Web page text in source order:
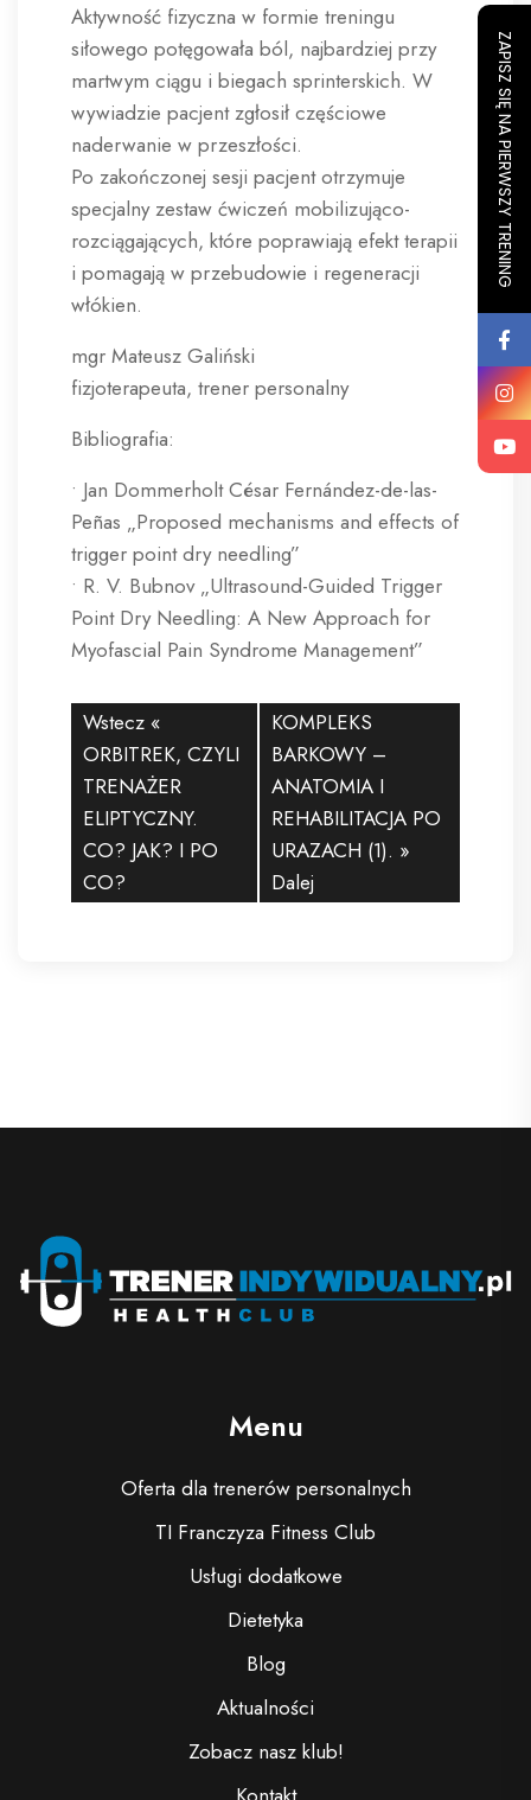
Aktywność fizyczna w formie treningu
siłowego potęgowała ból, najbardziej przy
martwym ciągu i biegach sprinterskich. W
wywiadzie pacjent zgłosił częściowe
naderwanie w przeszłości.
Po zakończonej sesji pacjent otrzymuje
specjalny zestaw ćwiczeń mobilizująco-
rozciągających, które poprawiają efekt terapii
i pomagają w przebudowie i regeneracji
włókien.
mgr Mateusz Galiński
fizjoterapeuta, trener personalny
Bibliografia:
• Jan Dommerholt César Fernández-de-las-
Peñas „Proposed mechanisms and effects of
trigger point dry needling”
• R. V. Bubnov „Ultrasound-Guided Trigger
Point Dry Needling: A New Approach for
Myofascial Pain Syndrome Management”
Wstecz «
ORBITREK, CZYLI
TRENAŻER
ELIPTYCZNY.
CO? JAK? I PO
CO?
KOMPLEKS
BARKOWY –
ANATOMIA I
REHABILITACJA PO
URAZACH (1). »
Dalej
Menu
Oferta dla trenerów personalnych
TI Franczyza Fitness Club
Usługi dodatkowe
Dietetyka
Blog
Aktualności
Zobacz nasz klub!
ZAPISZ SIĘ NA PIERWSZY TRENING